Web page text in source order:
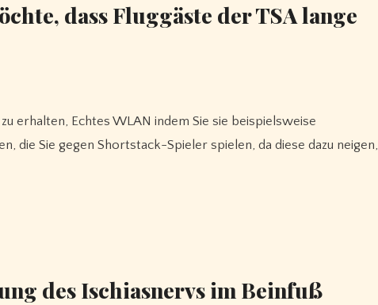
dass Fluggäste der TSA lange
die Sie gegen Shortstack-Spieler spielen, da diese dazu neigen,
des Ischiasnervs im Beinfuß